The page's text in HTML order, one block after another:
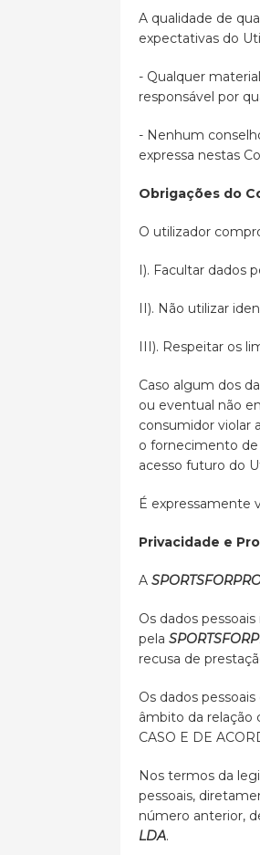
A qualidade de
expectativas do
- Qualquer
responsável por
- Nenhum
expressa nestas
Obrigações do
O utilizador
I). Facultar dados
II). Não utilizar
III). Respeitar os
Caso algum dos
ou eventual não
consumidor violar
o fornecimento de
acesso futuro do
É expressamente
Privacidade e
A
Os dados
pela
recusa de
Os dados
âmbito da relação
CASO E DE
Nos termos da
pessoais,
número anterior,
LDA.